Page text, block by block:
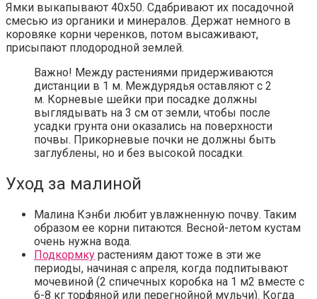
Ямки выкапывают 40х50. Сдабривают их посадочной
смесью из органики и минералов. Держат немного в
коровяке корни черенков, потом высаживают,
присыпают плодородной землей.
Важно! Между растениями придерживаются
дистанции в 1 м. Междурядья оставляют с 2
м. Корневые шейки при посадке должны
выглядывать на 3 см от земли, чтобы после
усадки грунта они оказались на поверхности
почвы. Прикорневые почки не должны быть
заглублены, но и без высокой посадки.
Уход за малиной
Малина Кэнби любит увлажненную почву. Таким
образом ее корни питаются. Весной-летом кустам
очень нужна вода.
Подкормку растениям дают тоже в эти же
периоды, начиная с апреля, когда подпитывают
мочевиной (2 спичечных коробка на 1 м2 вместе с
6-8 кг торфяной или перегнойной мульчи). Когда